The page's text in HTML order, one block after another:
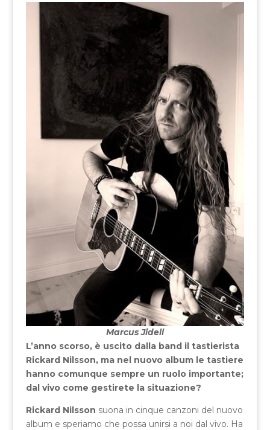
Marcus Jidell
L’anno scorso, è uscito dalla band il tastierista
Rickard Nilsson, ma nel nuovo album le tastiere
hanno comunque sempre un ruolo importante;
dal vivo come gestirete la situazione?
Rickard Nilsson suona in cinque canzoni del nuovo
album e speriamo che possa unirsi a noi dal vivo. Ha